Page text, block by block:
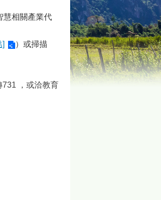
慧相關產業代
）或掃描
，或洽教育